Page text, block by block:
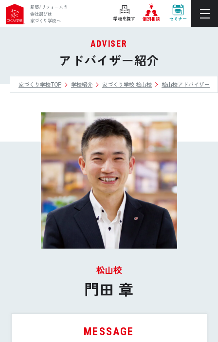
新築/リフォームの
会社選びは
家づくり学校へ
学校を探す 個別相談 セミナー
ぴったりの住宅会社をご提案
個別相談
後悔しない家づくりをレクチャー
セミナーをみる
ご利用は無料！全国20校
お近くの学校を探す
ホーム
家づくり学校とは
お悩み・相談事例
ご利用者の声・実例
公式SNSをチェック
ADVISER
アドバイザー紹介
家づくり学校TOP 学校紹介 家づくり学校 松山校 松山校アドバイザー
松山校
門田 章
MESSAGE